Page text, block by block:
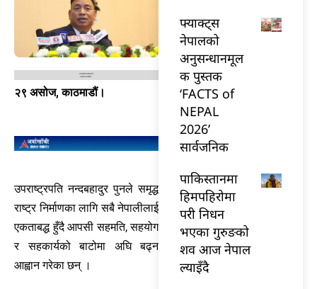
२९ असोज, काठमाडौं।
उपराष्ट्रपति नन्दबहादुर पुनले समृद्ध
राष्ट्र निर्माणका लागि सबै नेपालीलाई
एकताबद्ध हुँदै आपसी सहमति, सहयोग
र सहकार्यको बाटोमा अघि बढ्न
आह्वान गरेका छन् ।
फ्याक्ट्स
नेपालको
अनुसन्धानमूल
क पुस्तक
‘FACTS of
NEPAL
2026’
सार्वजनिक
पाकिस्तानमा
हिमपहिरोमा
परी निधन
भएका गुरुङको
शव आज नेपाल
ल्याइँदै